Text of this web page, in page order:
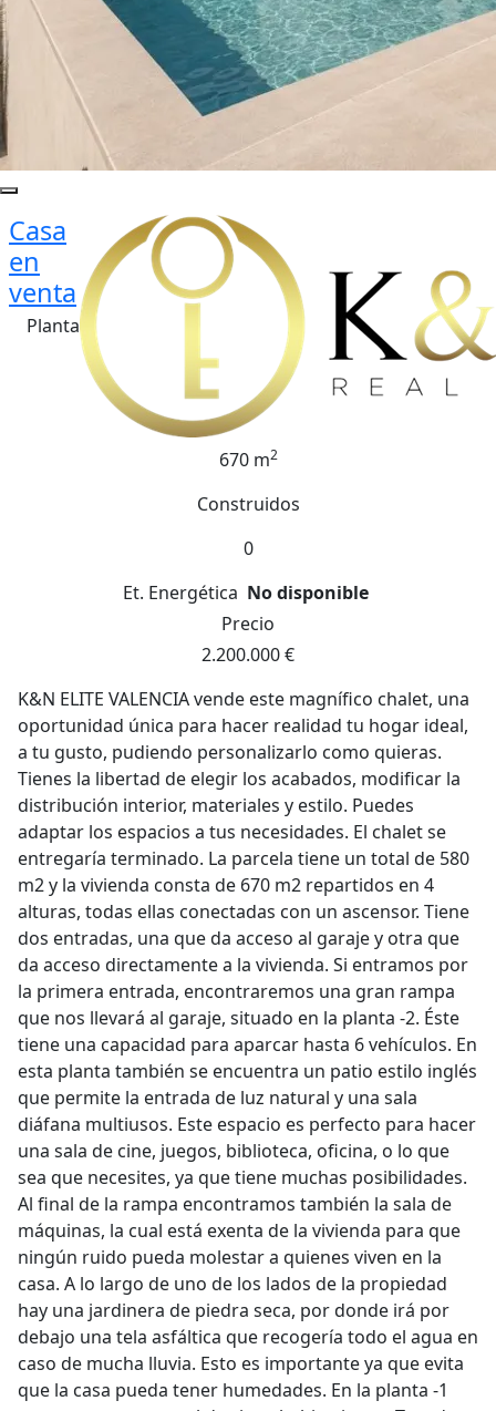
Casa
en
venta
Planta
670 m2
Construidos
0
Et. Energética No disponible
Precio
2.200.000 €
K&N ELITE VALENCIA vende este magnífico chalet, una
oportunidad única para hacer realidad tu hogar ideal,
a tu gusto, pudiendo personalizarlo como quieras.
Tienes la libertad de elegir los acabados, modificar la
distribución interior, materiales y estilo. Puedes
adaptar los espacios a tus necesidades. El chalet se
entregaría terminado. La parcela tiene un total de 580
m2 y la vivienda consta de 670 m2 repartidos en 4
alturas, todas ellas conectadas con un ascensor. Tiene
dos entradas, una que da acceso al garaje y otra que
da acceso directamente a la vivienda. Si entramos por
la primera entrada, encontraremos una gran rampa
que nos llevará al garaje, situado en la planta -2. Éste
tiene una capacidad para aparcar hasta 6 vehículos. En
esta planta también se encuentra un patio estilo inglés
que permite la entrada de luz natural y una sala
diáfana multiusos. Este espacio es perfecto para hacer
una sala de cine, juegos, biblioteca, oficina, o lo que
sea que necesites, ya que tiene muchas posibilidades.
Al final de la rampa encontramos también la sala de
máquinas, la cual está exenta de la vivienda para que
ningún ruido pueda molestar a quienes viven en la
casa. A lo largo de uno de los lados de la propiedad
hay una jardinera de piedra seca, por donde irá por
debajo una tela asfáltica que recogería todo el agua en
caso de mucha lluvia. Esto es importante ya que evita
que la casa pueda tener humedades. En la planta -1